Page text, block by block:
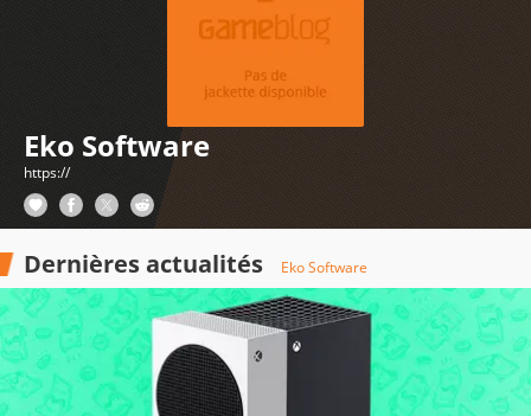
Eko Software
https://
Dernières actualités Eko Software